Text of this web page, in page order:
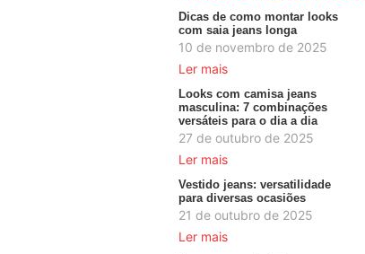
Dicas de como montar looks
com saia jeans longa
10 de novembro de 2025
Ler mais
Looks com camisa jeans
masculina: 7 combinações
versáteis para o dia a dia
27 de outubro de 2025
Ler mais
Vestido jeans: versatilidade
para diversas ocasiões
21 de outubro de 2025
Ler mais